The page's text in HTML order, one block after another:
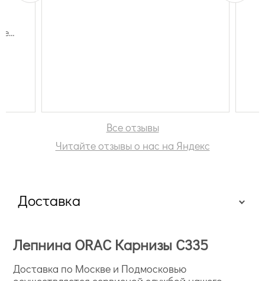
Все отзывы
Читайте отзывы о нас на Яндекс
Доставка
Лепнина ORAC Карнизы C335
Доставка по Москве и Подмосковью